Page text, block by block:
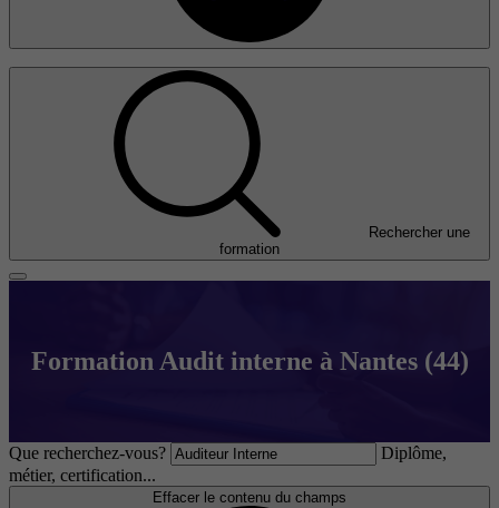
Rechercher une
formation
Formation Audit interne à Nantes (44)
Que recherchez-vous?
Diplôme,
métier, certification...
Effacer le contenu du champs